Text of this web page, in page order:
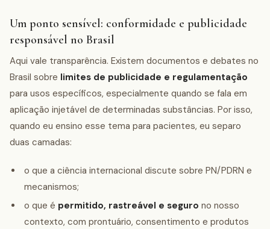
Um ponto sensível: conformidade e publicidade
responsável no Brasil
Aqui vale transparência. Existem documentos e debates no
Brasil sobre limites de publicidade e regulamentação
para usos específicos, especialmente quando se fala em
aplicação injetável de determinadas substâncias. Por isso,
quando eu ensino esse tema para pacientes, eu separo
duas camadas:
o que a ciência internacional discute sobre PN/PDRN e
mecanismos;
o que é permitido, rastreável e seguro no nosso
contexto, com prontuário, consentimento e produtos